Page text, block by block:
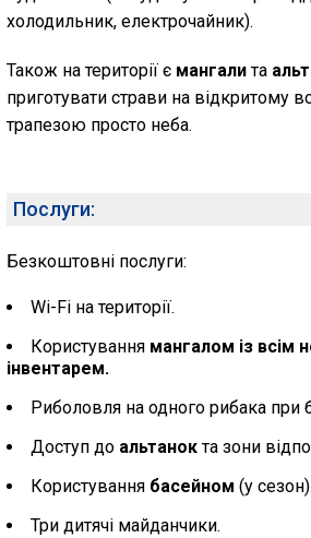
холодильник, електрочайник).
Також на території є мангалита
приготувати страви на відкритому
трапезою просто неба.
Послуги:
Безкоштовні послуги:
Wi-Fi на території.
Користування мангалом із всім
інвентарем.
Риболовля на одного рибака при
Доступ до альтанокта зони
Користування басейном (у сезон).
Три дитячі майданчики.